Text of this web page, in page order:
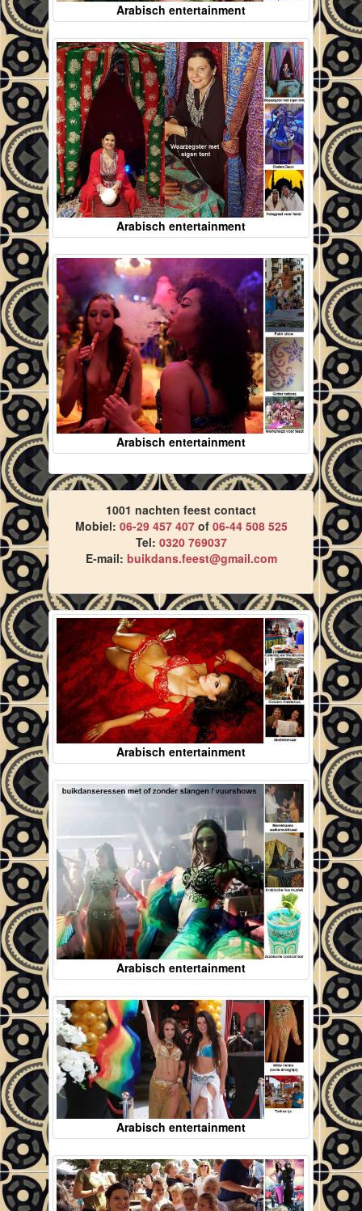
Arabisch entertainment
Arabisch entertainment
Arabisch entertainment
1001 nachten feest contact
Mobiel: 06-29 457 407of 06-44 508 525
Tel: 0320 769037
E-mail: buikdans.feest@gmail.com
Arabisch entertainment
Arabisch entertainment
Arabisch entertainment